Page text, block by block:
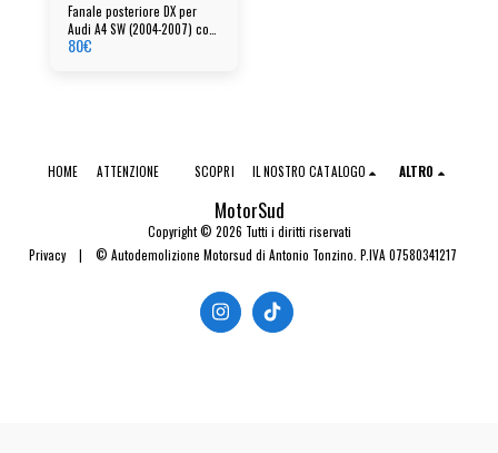
Fanale posteriore DX per
Audi A4 SW (2004-2007) cod:
8e9945096e
80€
MotorSud
Copyright © 2026 Tutti i diritti riservati
Privacy| © Autodemolizione Motorsud di Antonio Tonzino. P.IVA 07580341217
HOME ATTENZIONE SCOPRI IL NOSTRO CATALOGO ALTRO